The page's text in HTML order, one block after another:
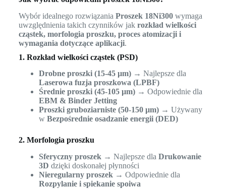
Wybór idealnego rozwiązania Proszek 18Ni300wymaga
uwzględnienia takich czynników jak rozkład wielkości
cząstek, morfologia proszku, proces atomizacji i
wymagania dotyczące aplikacji.
1. Rozkład wielkości cząstek (PSD)
Drobne proszki (15-45 µm)→ Najlepsze dla
Laserowa fuzja proszkowa (LPBF)
Średnie proszki (45-105 µm)→ Odpowiednie dla
EBM & Binder Jetting
Proszki gruboziarniste (50-150 µm)→ Używany
w Bezpośrednie osadzanie energii (DED)
2. Morfologia proszku
Sferyczny proszek→ Najlepsze dla Drukowanie
3D dzięki doskonałej płynności
Nieregularny proszek→ Odpowiednie dla
Rozpylanie i spiekanie spoiwa